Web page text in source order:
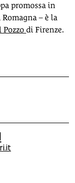
promossa in
– è la
di Firenze.